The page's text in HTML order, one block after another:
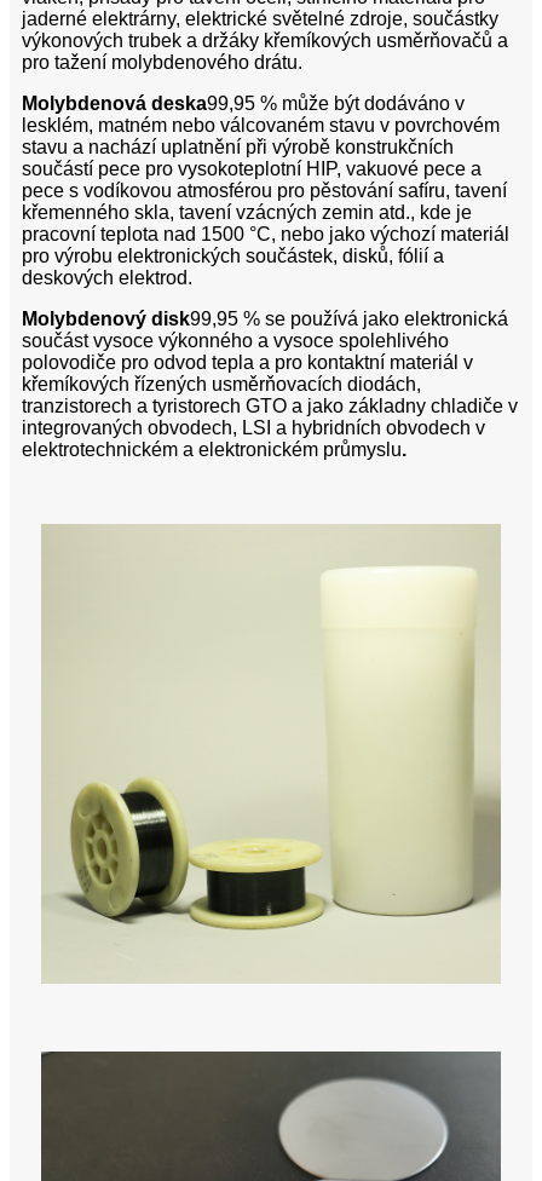
jaderné elektrárny, elektrické světelné zdroje, součástky
výkonových trubek a držáky křemíkových usměrňovačů a
pro tažení molybdenového drátu.
Molybdenová deska99,95 % může být dodáváno v
lesklém, matném nebo válcovaném stavu v povrchovém
stavu a nachází uplatnění při výrobě konstrukčních
součástí pece pro vysokoteplotní HIP, vakuové pece a
pece s vodíkovou atmosférou pro pěstování safíru, tavení
křemenného skla, tavení vzácných zemin atd., kde je
pracovní teplota nad 1500 °C, nebo jako výchozí materiál
pro výrobu elektronických součástek, disků, fólií a
deskových elektrod.
Molybdenový disk99,95 % se používá jako elektronická
součást vysoce výkonného a vysoce spolehlivého
polovodiče pro odvod tepla a pro kontaktní materiál v
křemíkových řízených usměrňovacích diodách,
tranzistorech a tyristorech GTO a jako základny chladiče v
integrovaných obvodech, LSI a hybridních obvodech v
elektrotechnickém a elektronickém průmyslu.